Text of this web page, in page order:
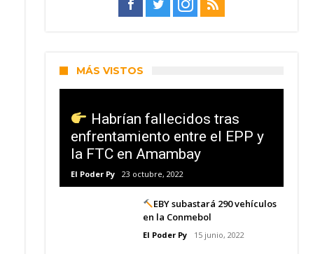
MÁS VISTOS
Habrían fallecidos tras
enfrentamiento entre el EPP y
la FTC en Amambay
El Poder Py 23 octubre, 2022
EBY subastará 290 vehículos
en la Conmebol
El Poder Py 15 junio, 2022